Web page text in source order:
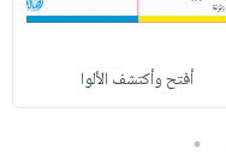
أفتح وأكتشف الألوا
5